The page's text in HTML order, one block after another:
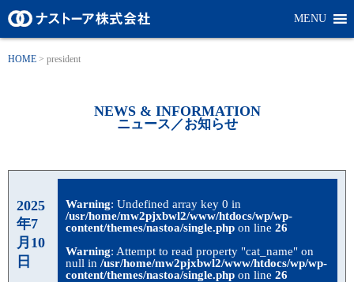
MENU
HOME > president
NEWS & INFORMATION
ニュース／お知らせ
2025
年7
月10
日
Warning: Undefined array key 0 in
/usr/home/mw2pjxbwl2/www/htdocs/wp/wp-
content/themes/nastoa/single.php on line26
Warning: Attempt to read property "cat_name" on
null in/usr/home/mw2pjxbwl2/www/htdocs/wp/wp-
content/themes/nastoa/single.php on line26